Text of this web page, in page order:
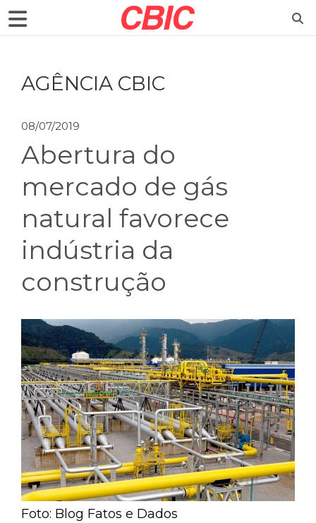
AGÊNCIA CBIC
08/07/2019
Abertura do
mercado de gás
natural favorece
indústria da
construção
Foto: Blog Fatos e Dados